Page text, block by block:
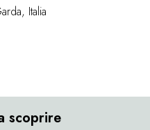
Italia
scoprire